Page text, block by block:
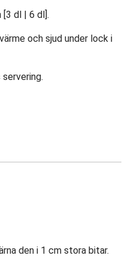
dl | 6 dl].
och sjud under lock i
den i 1 cm stora bitar.